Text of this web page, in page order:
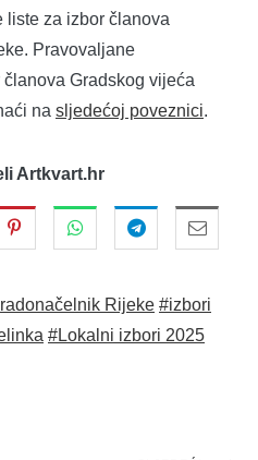
liste za izbor članova
Pravovaljane
Gradskog vijeća
na sljedećoj poveznici.
Artkvart.hr
Rijeke #izbori
#Lokalni izbori 2025